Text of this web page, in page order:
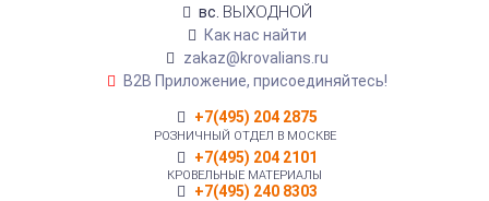
вс. ВЫХОДНОЙ
Как нас найти
zakaz@krovalians.ru
B2B Приложение, присоединяйтесь!
+7(495) 204 2875
РОЗНИЧНЫЙ ОТДЕЛ В МОСКВЕ
+7(495) 204 2101
КРОВЕЛЬНЫЕ МАТЕРИАЛЫ
+7(495) 240 8303